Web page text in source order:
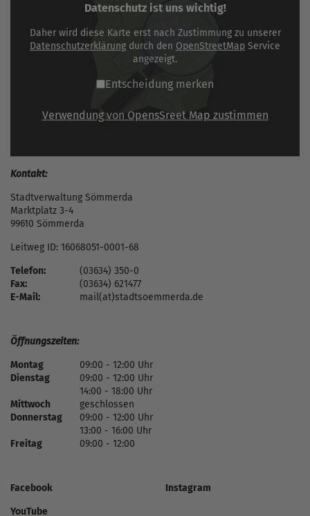
Datenschutz ist uns wichtig!
Daher wird diese Karte erst nach Zustimmung zu unserer
Datenschutzerklärung durch den OpenStreetMap Service
angezeigt.
Entscheidung merken
Verwendung von OpensSreet Map zustimmen
Kontakt:
Stadtverwaltung Sömmerda
Marktplatz 3-4
99610 Sömmerda
Leitweg ID: 16068051-0001-68
Telefon:
(03634) 350-0
Fax:
(03634) 621477
E-Mail:
mail(at)stadtsoemmerda.de
Öffnungszeiten:
Montag
09:00 - 12:00 Uhr
Dienstag
09:00 - 12:00 Uhr
14:00 - 18:00 Uhr
Mittwoch
geschlossen
Donnerstag
09:00 - 12:00 Uhr
13:00 - 16:00 Uhr
Freitag
09:00 - 12:00
Facebook
Instagram
YouTube